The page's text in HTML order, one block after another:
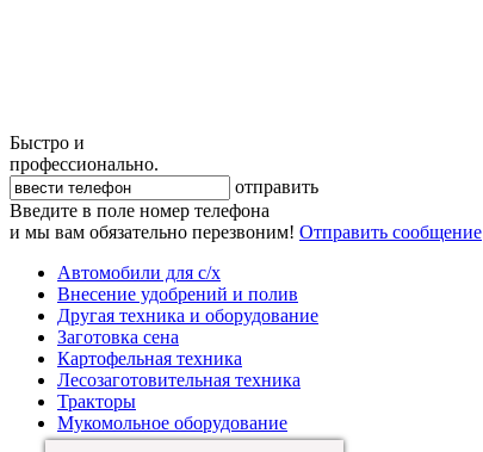
Быстро и
профессионально.
отправить
Введите в поле номер телефона
и мы вам обязательно перезвоним! Отправить сообщение
Автомобили для с/х
Внесение удобрений и полив
Другая техника и оборудование
Заготовка сена
Картофельная техника
Лесозаготовительная техника
Тракторы
Мукомольное оборудование